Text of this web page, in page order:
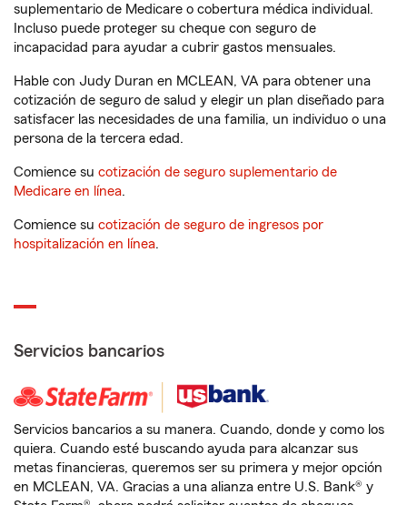
suplementario de Medicare o cobertura médica individual.
Incluso puede proteger su cheque con seguro de
incapacidad para ayudar a cubrir gastos mensuales.
Hable con Judy Duran en MCLEAN, VA para obtener una
cotización de seguro de salud y elegir un plan diseñado para
satisfacer las necesidades de una familia, un individuo o una
persona de la tercera edad.
Comience su cotización de seguro suplementario de
Medicare en línea.
Comience su cotización de seguro de ingresos por
hospitalización en línea.
Servicios bancarios
Servicios bancarios a su manera. Cuando, donde y como los
quiera. Cuando esté buscando ayuda para alcanzar sus
metas financieras, queremos ser su primera y mejor opción
en MCLEAN, VA. Gracias a una alianza entre U.S. Bank® y